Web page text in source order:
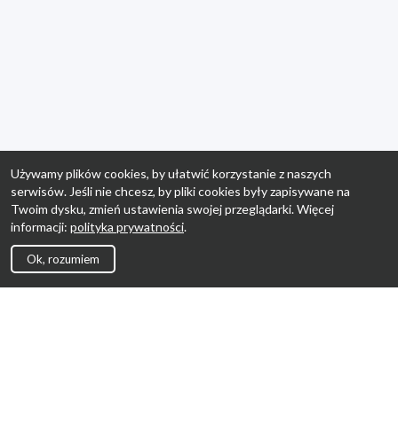
Używamy plików cookies, by ułatwić korzystanie z naszych
serwisów. Jeśli nie chcesz, by pliki cookies były zapisywane na
Twoim dysku, zmień ustawienia swojej przeglądarki. Więcej
informacji: polityka prywatności.
Ok, rozumiem